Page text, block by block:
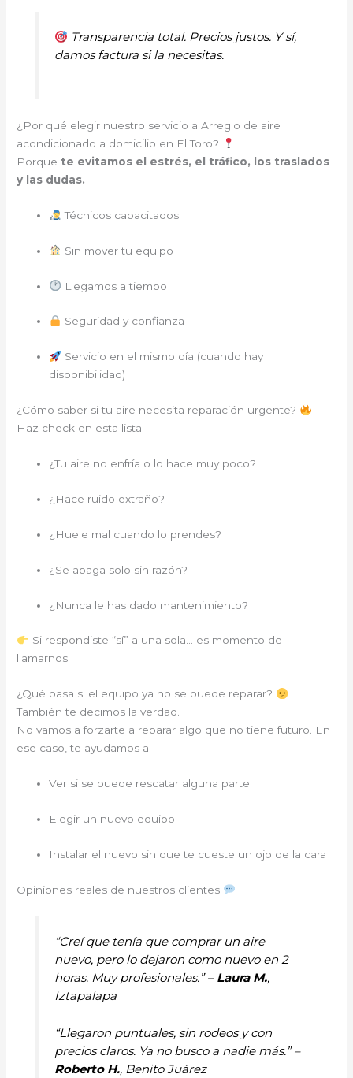
Transparencia total. Precios justos. Y sí,
damos factura si la necesitas.
¿Por qué elegir nuestro servicio a Arreglo de aire
acondicionado a domicilio en El Toro?
Porque te evitamos el estrés, el tráfico, los traslados
y las dudas.
Técnicos capacitados
Sin mover tu equipo
Llegamos a tiempo
Seguridad y confianza
Servicio en el mismo día (cuando hay
disponibilidad)
¿Cómo saber si tu aire necesita reparación urgente?
Haz check en esta lista:
¿Tu aire no enfría o lo hace muy poco?
¿Hace ruido extraño?
¿Huele mal cuando lo prendes?
¿Se apaga solo sin razón?
¿Nunca le has dado mantenimiento?
Si respondiste “sí” a una sola… es momento de
llamarnos.
¿Qué pasa si el equipo ya no se puede reparar?
También te decimos la verdad.
No vamos a forzarte a reparar algo que no tiene futuro. En
ese caso, te ayudamos a:
Ver si se puede rescatar alguna parte
Elegir un nuevo equipo
Instalar el nuevo sin que te cueste un ojo de la cara
Opiniones reales de nuestros clientes
“Creí que tenía que comprar un aire
nuevo, pero lo dejaron como nuevo en 2
horas. Muy profesionales.” – Laura M.,
Iztapalapa
“Llegaron puntuales, sin rodeos y con
precios claros. Ya no busco a nadie más.” –
Roberto H., Benito Juárez